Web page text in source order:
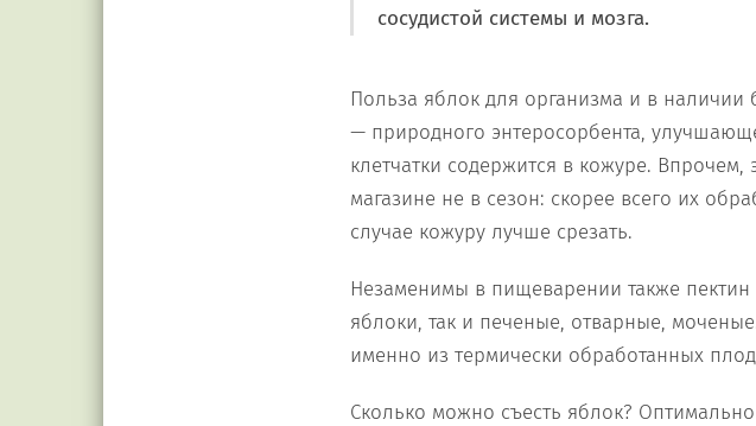
сосудистой системы и мозга.
Польза яблок для организма и в наличии
— природного энтеросорбента,
клетчатки содержится в кожуре.
магазине не в сезон: скорее всего их
случае кожуру лучше срезать.
Незаменимы в пищеварении также
яблоки, так и печеные, отварные,
именно из термически обработанных
Сколько можно съесть яблок?